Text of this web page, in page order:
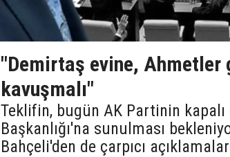
"Demirtaş evine, Ahmetler
kavuşmalı"
Teklifin, bugün AK Partinin kapalı
Başkanlığı'na sunulması
Bahçeli'den de çarpıcı